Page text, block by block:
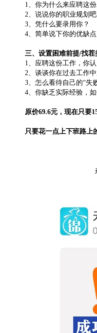
1、你为什么来应聘这份
2、说说你的职业规划吧
3、凭什么要录用你？
4、简单说下你的优缺点
三、设置困难前提/找茬
1、应聘这份工作，你认
2、谈谈你在过去工作中
3、怎么看待自己的“失
4、你缺乏实际经验，如
原价69.6元，现在只要
只要花一点上下班路上
扫